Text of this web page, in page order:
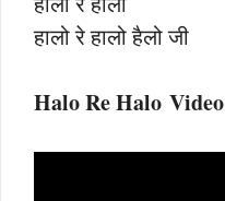
हालो रे हालो हैलो जी
Halo Re Halo Video